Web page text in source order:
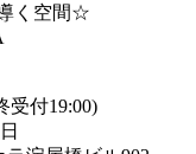
く空間☆
受付19:00)